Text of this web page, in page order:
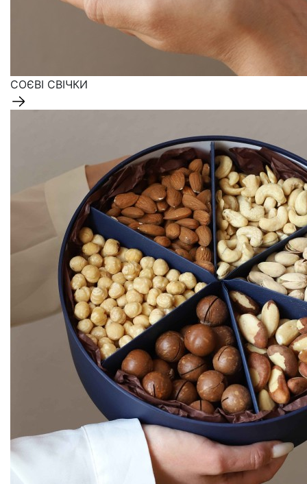
СОЄВІ СВІЧКИ